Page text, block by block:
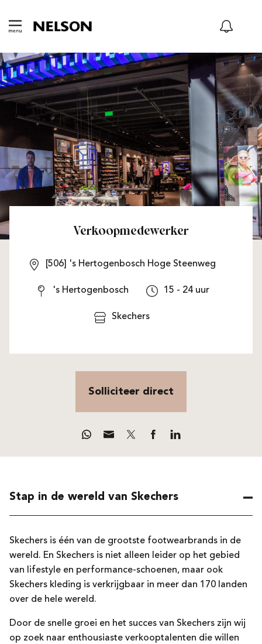
Verkoopmedewerker
[506] 's Hertogenbosch Hoge Steenweg
's Hertogenbosch 15 - 24 uur
Skechers
Solliciteer direct
Stap in de wereld van Skechers
Skechers is één van de grootste footwearbrands in de
wereld. En Skechers is niet alleen leider op het gebied
van lifestyle en performance-schoenen, maar ook
Skechers kleding is verkrijgbaar in meer dan 170 landen
over de hele wereld.
Door de snelle groei en het succes van Skechers zijn wij
op zoek naar enthousiaste verkooptalenten die willen